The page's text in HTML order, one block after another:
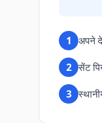
1 अपने
2 सेंट
3